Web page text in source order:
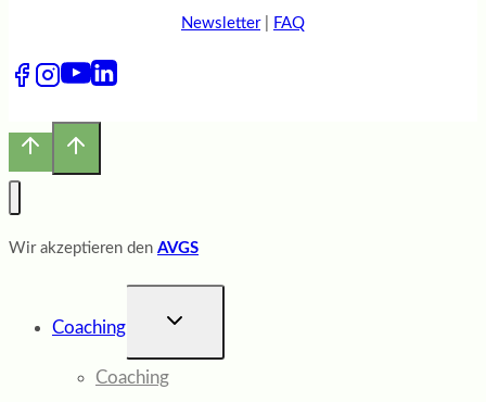
Newsletter| FAQ
Wir akzeptieren den AVGS
Coaching
UNTERMENÜ
Coaching